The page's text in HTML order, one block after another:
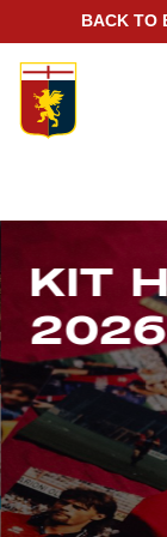
Prima squadra
Prima squadra
Genoa for
Kit Gara
Training
Kit Gara 25/26
BACK TO
KIT